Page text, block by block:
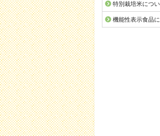
特別栽培米につ
機能性表示食品